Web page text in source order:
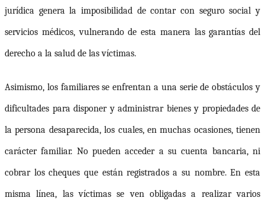
jurídica genera la imposibilidad de contar con seguro social y
servicios médicos, vulnerando de esta manera las garantías del
derecho a la salud de las víctimas.
Asimismo, los familiares seenfrentan a una serie de obstáculos y
dificultades para disponer y administrar bienes y propiedades de
la persona desaparecida, los cuales, en muchas ocasiones, tienen
carácter familiar. No pueden acceder a su cuenta bancaria, ni
cobrar los cheques que están registrados a su nombre.En esta
misma línea, las víctimas se ven obligadas a realizar varios